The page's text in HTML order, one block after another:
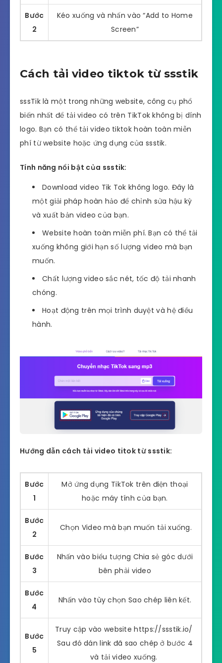
Bước
2
Kéo xuống và nhấn vào “Add to Home
Screen”
Cách tải video tiktok từ ssstik
sssTik là một trong những website, công cụ phổ
biến nhất để tải video có trên TikTok không bị dính
logo. Bạn có thể tải video tiktok hoàn toàn miễn
phí từ website hoặc ứng dụng của ssstik.
Tính năng nổi bật của ssstik:
Download video Tik Tok không logo. Đây là
một giải pháp hoàn hảo để chỉnh sửa hậu kỳ
và xuất bản video của bạn.
Website hoàn toàn miễn phí. Bạn có thể tải
xuống không giới hạn số lượng video mà bạn
muốn.
Chất lượng video sắc nét, tốc độ tải nhanh
chóng.
Hoạt động trên mọi trình duyệt và hệ điều
hành.
Hướng dẫn cách tải video titok từ ssstik:
Bước
1
Mở ứng dụng TikTok trên điện thoại
hoặc máy tính của bạn.
Bước
2
Chọn Video mà bạn muốn tải xuống.
Bước
3
Nhấn vào biểu tượng Chia sẻ góc dưới
bên phải video
Bước
4
Nhấn vào tùy chọn Sao chép liên kết.
Bước
5
Truy cập vào website https://ssstik.io/
Sau đó dán link đã sao chép ở bước 4
và tải video xuống.